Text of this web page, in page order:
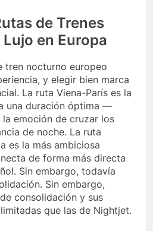
de Trenes
en Europa
tren nocturno europeo
y elegir bien marca
La ruta Viena-París es la
una duración óptima —
emoción de cruzar los
de noche. La ruta
es la más ambiciosa
de forma más directa
Sin embargo, todavía
Sin embargo,
consolidación y sus
que las de Nightjet.